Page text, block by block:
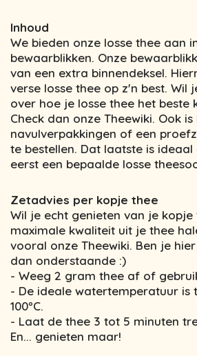
Inhoud
We bieden onze losse thee aan
bewaarblikken. Onze
van een extra binnendeksel.
verse losse thee op z'n best. Wil
over hoe je losse thee het beste
Check dan onze Theewiki. Ook
navulverpakkingen of een
te bestellen. Dat laatste is
eerst een bepaalde losse
Zetadvies per kopje thee
Wil je echt genieten van je kopje
maximale kwaliteit uit je thee
vooral onze Theewiki. Ben je
dan onderstaande :)
- Weeg 2 gram thee af of
- De ideale watertemperatuur is
100ºC.
- Laat de thee 3 tot 5 minuten
En... genieten maar!